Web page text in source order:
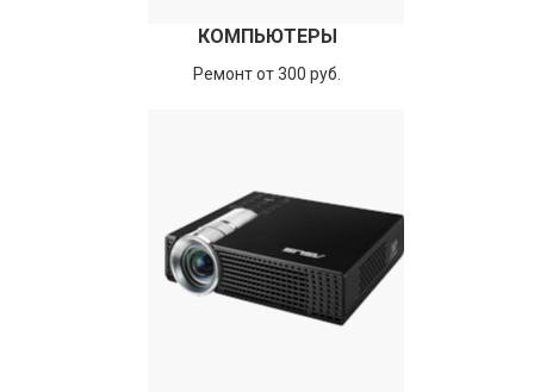
КОМПЬЮТЕРЫ
Ремонт от 300 руб.